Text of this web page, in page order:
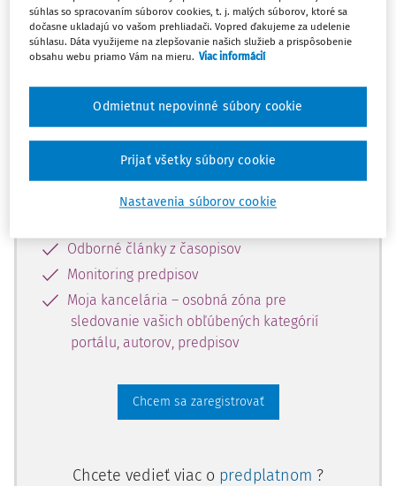
Celý odborný obsah z tejto oblasti je
dostupný predplatiteľom portálu.
Odomknite si prístup k odbornému
obsahu a získajte prístup na 10 dní
zdarma, stačí sa len zaregistrovať.
Vďaka registrácii získate prístup aj k
vybranému obsahu:
Odborné články z časopisov
Monitoring predpisov
Moja kancelária – osobná zóna pre
sledovanie vašich obľúbených kategórií
portálu, autorov, predpisov
Chcem sa zaregistrovať
Chcete vedieť viac o predplatnom ?
súhlas so spracovaním súborov cookies, t. j. malých súborov, ktoré sa
dočasne ukladajú vo vašom prehliadači. Vopred ďakujeme za udelenie
súhlasu. Dáta využijeme na zlepšovanie našich služieb a prispôsobenie
obsahu webu priamo Vám na mieru. Viac informácií
Nastavenia súborov cookie
Odmietnut nepovinné súbory cookie
Prijať všetky súbory cookie